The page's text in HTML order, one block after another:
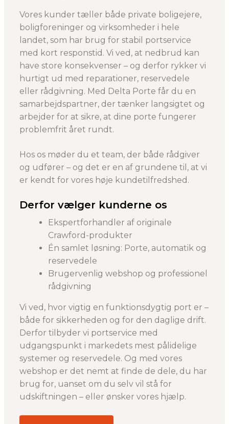
Vores kunder tæller både private boligejere,
boligforeninger og virksomheder i hele
landet, som har brug for stabil portservice
med kort responstid. Vi ved, at nedbrud kan
have store konsekvenser – og derfor rykker vi
hurtigt ud med reparationer, reservedele
eller rådgivning. Med Delta Porte får du en
samarbejdspartner, der tænker langsigtet og
arbejder for at sikre, at dine porte fungerer
problemfrit året rundt.
Hos os møder du et team, der både rådgiver
og udfører – og det er en af grundene til, at vi
er kendt for vores høje kundetilfredshed.
Derfor vælger kunderne os
Ekspertforhandler af originale
Crawford-produkter
Én samlet løsning: Porte, automatik og
reservedele
Brugervenlig webshop og professionel
rådgivning
Vi ved, hvor vigtig en funktionsdygtig port er –
både for sikkerheden og for den daglige drift.
Derfor tilbyder vi portservice med
udgangspunkt i markedets mest pålidelige
systemer og reservedele. Og med vores
webshop er det nemt at finde de dele, du har
brug for, uanset om du selv vil stå for
udskiftningen – eller ønsker vores hjælp.